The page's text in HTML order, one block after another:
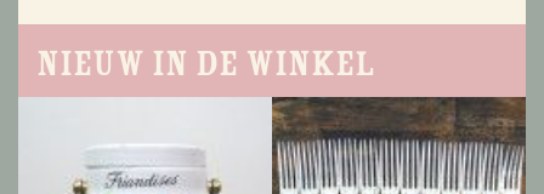
Nieuw in de winkel